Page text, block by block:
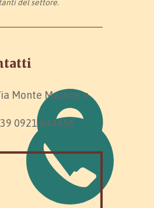
del settore.
Monte Marone n.
0921 644456